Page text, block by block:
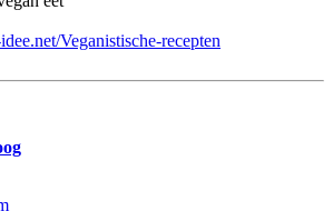
Veganistische-recepten